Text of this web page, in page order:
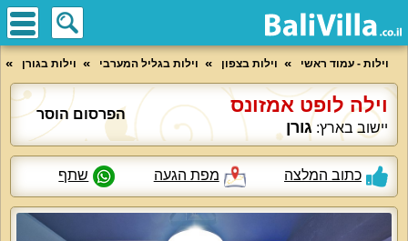
וילות - עמוד ראשי וילות בצפון וילות בגליל המערבי וילות בגורן
וילה לופט אמזונס
יישוב בארץ: גורן
הפרסום הוסר
כתוב המלצה מפת הגעה שתף